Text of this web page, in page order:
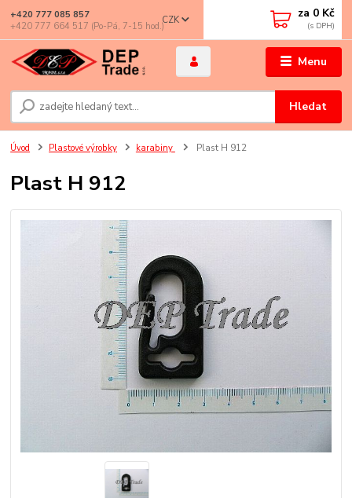
Menu
CZK
Hledat
+420 777 085 857
+420 777 664 517 (Po-Pá, 7-15 hod.)
za 0 Kč
Úvod Plastové výrobky karabiny Plast H 912
Plast H 912